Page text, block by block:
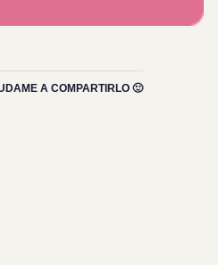
A COMPARTIRLO 🙂